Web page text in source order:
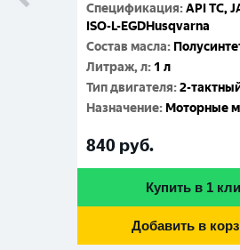
Литраж, л:1 л
Тип двигателя:2-тактный
Назначение:Для смазки
460руб.
Добавить в